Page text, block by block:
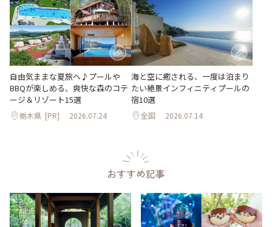
自由気ままな夏旅へ♪プールや
BBQが楽しめる、爽快な森のコテ
ージ＆リゾート15選
栃木県 [PR] 2026.07.24
海と空に癒される、一度は泊まり
たい絶景インフィニティプールの
宿10選
全国 2026.07.14
おすすめ記事